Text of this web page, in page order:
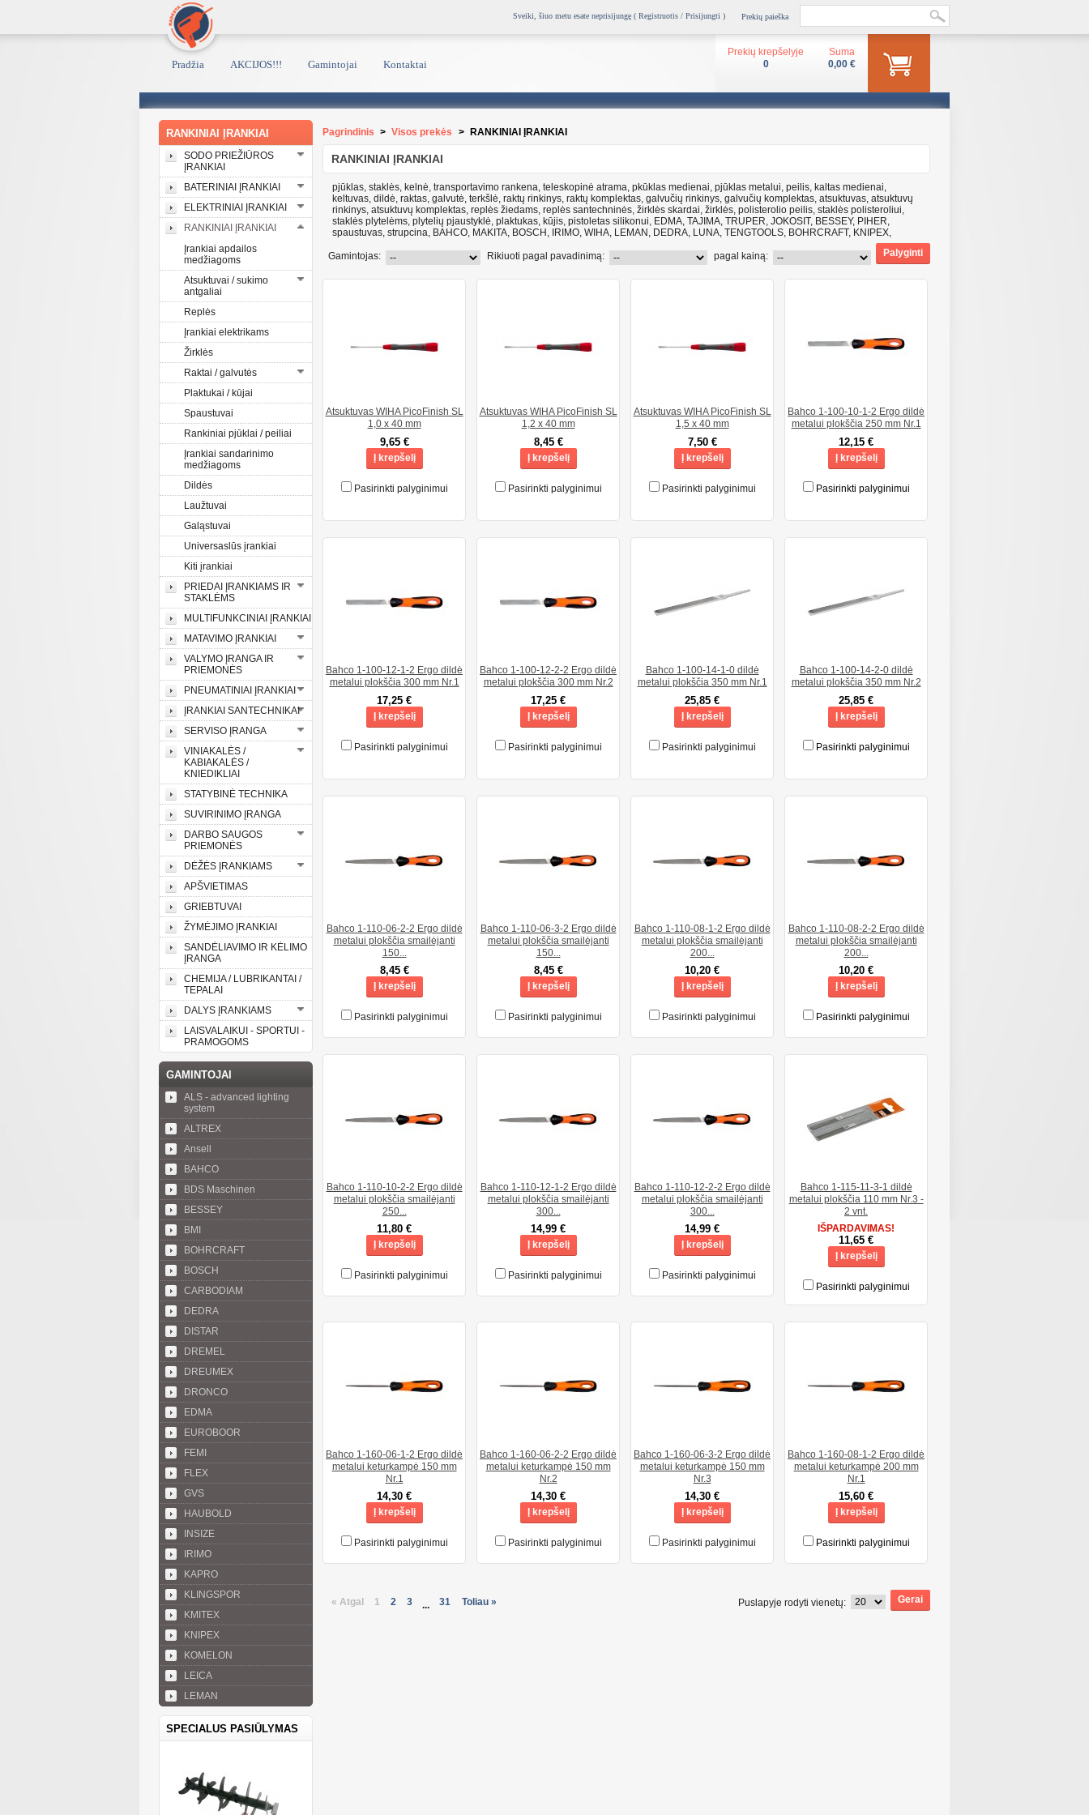
Prekių paieška
Sveiki, šiuo metu esate neprisijungę ( Registruotis / Prisijungti )
Pradžia AKCIJOS!!! Gamintojai Kontaktai
Suma
0,00 €
Prekių krepšelyje
0
RANKINIAI ĮRANKIAI
SODO PRIEŽIŪROS
ĮRANKIAI
BATERINIAI ĮRANKIAI
ELEKTRINIAI ĮRANKIAI
RANKINIAI ĮRANKIAI
Įrankiai apdailos
medžiagoms
Atsuktuvai / sukimo
antgaliai
Replės
Įrankiai elektrikams
Žirklės
Raktai / galvutės
Plaktukai / kūjai
Spaustuvai
Rankiniai pjūklai / peiliai
Įrankiai sandarinimo
medžiagoms
Dildės
Laužtuvai
Galąstuvai
Universaslūs įrankiai
Kiti įrankiai
PRIEDAI ĮRANKIAMS IR
STAKLĖMS
MULTIFUNKCINIAI ĮRANKIAI
MATAVIMO ĮRANKIAI
VALYMO ĮRANGA IR
PRIEMONĖS
PNEUMATINIAI ĮRANKIAI
ĮRANKIAI SANTECHNIKAI
SERVISO ĮRANGA
VINIAKALĖS /
KABIAKALĖS /
KNIEDIKLIAI
STATYBINĖ TECHNIKA
SUVIRINIMO ĮRANGA
DARBO SAUGOS
PRIEMONĖS
DĖŽĖS ĮRANKIAMS
APŠVIETIMAS
GRIEBTUVAI
ŽYMĖJIMO ĮRANKIAI
SANDĖLIAVIMO IR KĖLIMO
ĮRANGA
CHEMIJA / LUBRIKANTAI /
TEPALAI
DALYS ĮRANKIAMS
LAISVALAIKUI - SPORTUI -
PRAMOGOMS
GAMINTOJAI
ALS - advanced lighting
system
ALTREX
Ansell
BAHCO
BDS Maschinen
BESSEY
BMI
BOHRCRAFT
BOSCH
CARBODIAM
DEDRA
DISTAR
DREMEL
DREUMEX
DRONCO
EDMA
EUROBOOR
FEMI
FLEX
GVS
HAUBOLD
INSIZE
IRIMO
KAPRO
KLINGSPOR
KMITEX
KNIPEX
KOMELON
LEICA
LEMAN
SPECIALUS PASIŪLYMAS
Pagrindinis > Visos prekės > RANKINIAI ĮRANKIAI
RANKINIAI ĮRANKIAI
pjūklas, staklės, kelnė, transportavimo rankena, teleskopinė atrama, pkūklas medienai, pjūklas metalui, peilis, kaltas medienai,
keltuvas, dildė, raktas, galvutė, terkšlė, raktų rinkinys, raktų komplektas, galvučių rinkinys, galvučių komplektas, atsuktuvas, atsuktuvų
rinkinys, atsuktuvų komplektas, replės žiedams, replės santechninės, žirklės skardai, žirklės, polisterolio peilis, staklės polisteroliui,
staklės plytelėms, plytelių pjaustyklė, plaktukas, kūjis, pistoletas silikonui, EDMA, TAJIMA, TRUPER, JOKOSIT, BESSEY, PIHER,
spaustuvas, strupcina, BAHCO, MAKITA, BOSCH, IRIMO, WIHA, LEMAN, DEDRA, LUNA, TENGTOOLS, BOHRCRAFT, KNIPEX,
pagal kainą:
Rikiuoti pagal pavadinimą:
Gamintojas:
Atsuktuvas WIHA PicoFinish SL
1,0 x 40 mm
9,65 €
Į krepšelį
Pasirinkti palyginimui
Atsuktuvas WIHA PicoFinish SL
1,2 x 40 mm
8,45 €
Į krepšelį
Pasirinkti palyginimui
Atsuktuvas WIHA PicoFinish SL
1,5 x 40 mm
7,50 €
Į krepšelį
Pasirinkti palyginimui
Bahco 1-100-10-1-2 Ergo dildė
metalui plokščia 250 mm Nr.1
12,15 €
Į krepšelį
Pasirinkti palyginimui
Bahco 1-100-12-1-2 Ergo dildė
metalui plokščia 300 mm Nr.1
17,25 €
Į krepšelį
Pasirinkti palyginimui
Bahco 1-100-12-2-2 Ergo dildė
metalui plokščia 300 mm Nr.2
17,25 €
Į krepšelį
Pasirinkti palyginimui
Bahco 1-100-14-1-0 dildė
metalui plokščia 350 mm Nr.1
25,85 €
Į krepšelį
Pasirinkti palyginimui
Bahco 1-100-14-2-0 dildė
metalui plokščia 350 mm Nr.2
25,85 €
Į krepšelį
Pasirinkti palyginimui
Bahco 1-110-06-2-2 Ergo dildė
metalui plokščia smailėjanti
150...
8,45 €
Į krepšelį
Pasirinkti palyginimui
Bahco 1-110-06-3-2 Ergo dildė
metalui plokščia smailėjanti
150...
8,45 €
Į krepšelį
Pasirinkti palyginimui
Bahco 1-110-08-1-2 Ergo dildė
metalui plokščia smailėjanti
200...
10,20 €
Į krepšelį
Pasirinkti palyginimui
Bahco 1-110-08-2-2 Ergo dildė
metalui plokščia smailėjanti
200...
10,20 €
Į krepšelį
Pasirinkti palyginimui
Bahco 1-110-10-2-2 Ergo dildė
metalui plokščia smailėjanti
250...
11,80 €
Į krepšelį
Pasirinkti palyginimui
Bahco 1-110-12-1-2 Ergo dildė
metalui plokščia smailėjanti
300...
14,99 €
Į krepšelį
Pasirinkti palyginimui
Bahco 1-110-12-2-2 Ergo dildė
metalui plokščia smailėjanti
300...
14,99 €
Į krepšelį
Pasirinkti palyginimui
Bahco 1-115-11-3-1 dildė
metalui plokščia 110 mm Nr.3 -
2 vnt.
IŠPARDAVIMAS!
11,65 €
Į krepšelį
Pasirinkti palyginimui
Bahco 1-160-06-1-2 Ergo dildė
metalui keturkampė 150 mm
Nr.1
14,30 €
Į krepšelį
Pasirinkti palyginimui
Bahco 1-160-06-2-2 Ergo dildė
metalui keturkampė 150 mm
Nr.2
14,30 €
Į krepšelį
Pasirinkti palyginimui
Bahco 1-160-06-3-2 Ergo dildė
metalui keturkampė 150 mm
Nr.3
14,30 €
Į krepšelį
Pasirinkti palyginimui
Bahco 1-160-08-1-2 Ergo dildė
metalui keturkampė 200 mm
Nr.1
15,60 €
Į krepšelį
Pasirinkti palyginimui
« Atgal 1 2 3 ... 31 Toliau » Puslapyje rodyti vienetų: